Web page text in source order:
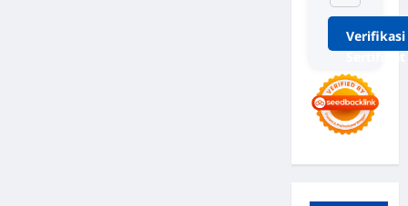
Verifikasi
Sertifikat